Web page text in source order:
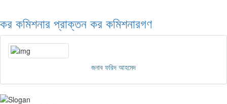
কর কমিশনার প্রাক্তন কর কমিশনারগণ
জনাব ফরিদ আহমেদ